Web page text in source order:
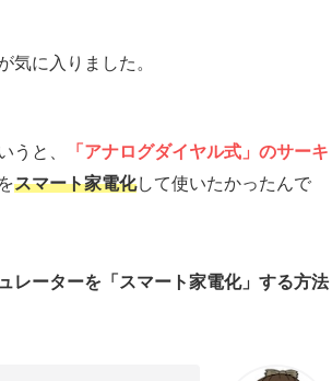
気に入りました。
うと、
「アナログダイヤル式」のサーキ
スマート家電化して使いたかったんで
レーターを「スマート家電化」する方法